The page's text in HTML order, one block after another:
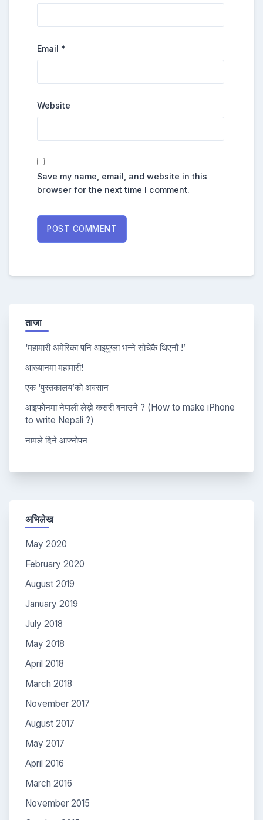
Email *
Website
Save my name, email, and website in this
browser for the next time I comment.
ताजा
‘महामारी अमेरिका पनि आइपुग्ला भन्ने सोचेकै थिएनौं !’
आख्यानमा महामारी!
एक ‘पुस्तकालय’को अवसान
आइफोनमा नेपाली लेख्ने कसरी बनाउने ? (How to make iPhone
to write Nepali ?)
नामले दिने आफ्नोपन
अभिलेख
May 2020
February 2020
August 2019
January 2019
July 2018
May 2018
April 2018
March 2018
November 2017
August 2017
May 2017
April 2016
March 2016
November 2015